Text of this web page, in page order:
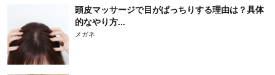
頭皮マッサージで目がぱっちりする理由は？具体
的なやり方...
メガネ